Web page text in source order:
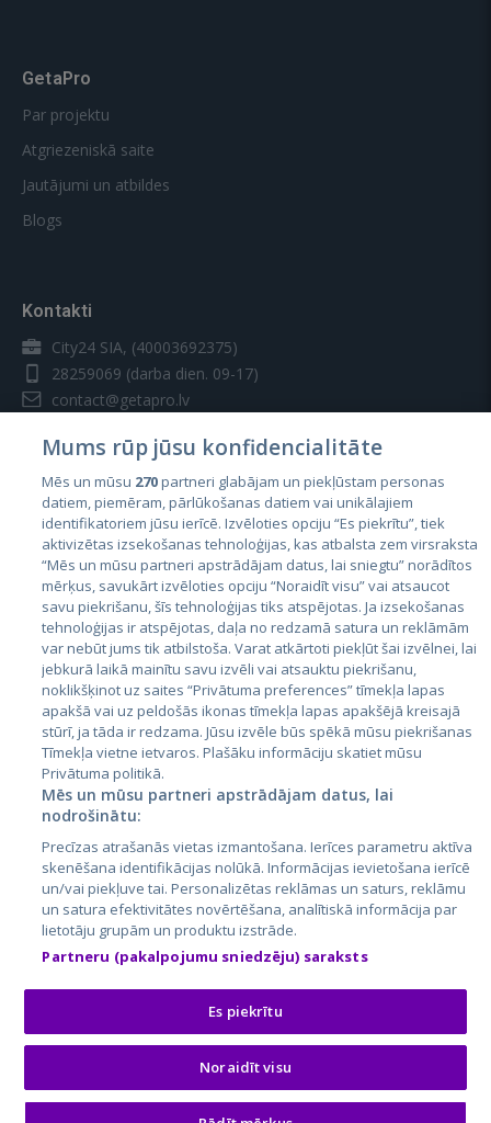
GetaPro
Par projektu
Atgriezeniskā saite
Jautājumi un atbildes
Blogs
Kontakti
City24 SIA, (40003692375)
28259069 (darba dien. 09-17)
contact@getapro.lv
Valstis
Igaunija
Latvija
Lietuva
City24.lv
City24.ee
GetaPro.lv
GetaPro.ee
Skelbiu.lt
Autoplius.lt
Aruodas.lt
CVbankas.lt
Kainos.lt
Paslaugos.lt
auto24.ee
Osta.ee
KuldneBörs.ee
© 2026 GetaPro. Visas tiesības aizsargātas.
Mums rūp jūsu konfidencialitāte
Mēs un mūsu 270partneri glabājam un piekļūstam personas
datiem, piemēram, pārlūkošanas datiem vai unikālajiem
identifikatoriem jūsu ierīcē. Izvēloties opciju “Es piekrītu”, tiek
aktivizētas izsekošanas tehnoloģijas, kas atbalsta zem virsraksta
“Mēs un mūsu partneri apstrādājam datus, lai sniegtu” norādītos
mērķus, savukārt izvēloties opciju “Noraidīt visu” vai atsaucot
savu piekrišanu, šīs tehnoloģijas tiks atspējotas. Ja izsekošanas
tehnoloģijas ir atspējotas, daļa no redzamā satura un reklāmām
var nebūt jums tik atbilstoša. Varat atkārtoti piekļūt šai izvēlnei, lai
jebkurā laikā mainītu savu izvēli vai atsauktu piekrišanu,
noklikšķinot uz saites “Privātuma preferences” tīmekļa lapas
apakšā vai uz peldošās ikonas tīmekļa lapas apakšējā kreisajā
stūrī, ja tāda ir redzama. Jūsu izvēle būs spēkā mūsu piekrišanas
Tīmekļa vietne ietvaros. Plašāku informāciju skatiet mūsu
Privātuma politikā.
Mēs un mūsu partneri apstrādājam datus, lai
nodrošinātu:
Precīzas atrašanās vietas izmantošana. Ierīces parametru aktīva
skenēšana identifikācijas nolūkā. Informācijas ievietošana ierīcē
un/vai piekļuve tai. Personalizētas reklāmas un saturs, reklāmu
un satura efektivitātes novērtēšana, analītiskā informācija par
lietotāju grupām un produktu izstrāde.
Partneru (pakalpojumu sniedzēju) saraksts
Es piekrītu
Noraidīt visu